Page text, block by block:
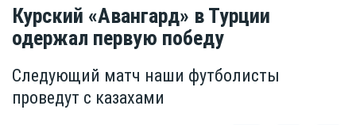
Курский «Авангард» в Турции
одержал первую победу
Следующий матч наши футболисты
проведут с казахами